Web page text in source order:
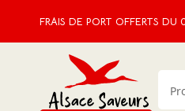
FRAIS DE PORT OFFERTS